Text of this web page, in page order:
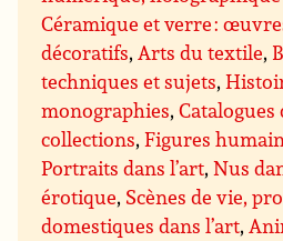
Céramique et verre :
décoratifs,Arts du textile,
techniques et sujets,
monographies,Catalogues
collections,Figures
Portraits dans l’art,Nus
érotique, Scènes de vie,
domestiques dans l’art,